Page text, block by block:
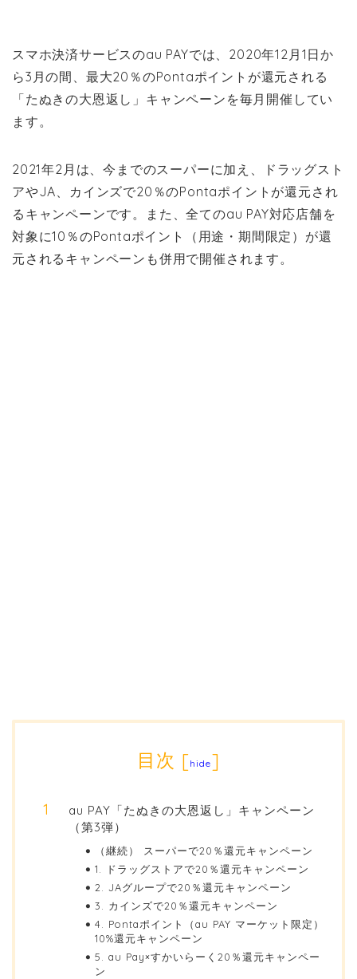
スマホ決済サービスのau PAYでは、2020年12月1日か
ら3月の間、最大20％のPontaポイントが還元される
「たぬきの大恩返し」キャンペーンを毎月開催してい
ます。
2021年2月は、今までのスーパーに加え、ドラッグスト
アやJA、カインズで20％のPontaポイントが還元され
るキャンペーンです。また、全てのau PAY対応店舗を
対象に10％のPontaポイント（用途・期間限定）が還
元されるキャンペーンも併用で開催されます。
目次 [hide]
au PAY「たぬきの大恩返し」キャンペーン
（第3弾）
（継続） スーパーで20％還元キャンペーン
1. ドラッグストアで20％還元キャンペーン
2. JAグループで20％還元キャンペーン
3. カインズで20％還元キャンペーン
4. Pontaポイント（au PAY マーケット限定）
10%還元キャンペーン
5. au Pay×すかいらーく20％還元キャンペー
ン